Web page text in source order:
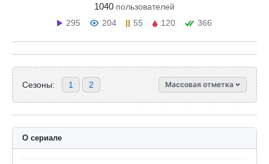
1040 пользователей
295
204 55 120 366
Сезоны: 1 2 Массовая отметка
О сериале